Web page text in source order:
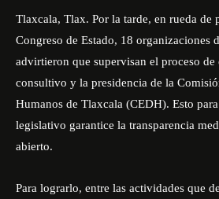
Tlaxcala, Tlax. Por la tarde, en rueda de
Congreso de Estado, 18 organizaciones
advirtieron que supervisan el proceso
consultivo y la presidencia de la
Humanos de Tlaxcala (CEDH). Esto
legislativo garantice la transparencia
abierto.
Para lograrlo, entre las actividades que